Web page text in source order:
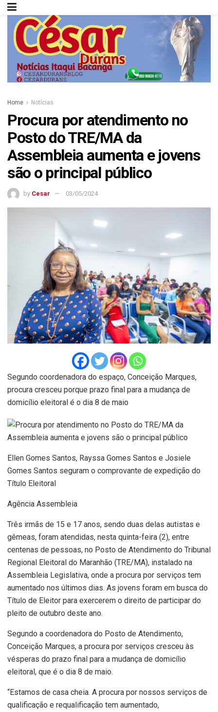
Home Notícias
Procura por atendimento no
Posto do TRE/MA da
Assembleia aumenta e jovens
são o principal público
by Cesar 03/05/2024
Segundo coordenadora do espaço, Conceição Marques,
procura cresceu porque prazo final para a mudança de
domicílio eleitoral é o dia 8 de maio
Ellen Gomes Santos, Rayssa Gomes Santos e Josiele
Gomes Santos seguram o comprovante de expedição do
Título Eleitoral
Agência Assembleia
Três irmãs de 15 e 17 anos, sendo duas delas autistas e
gêmeas, foram atendidas, nesta quinta-feira (2), entre
centenas de pessoas, no Posto de Atendimento do Tribunal
Regional Eleitoral do Maranhão (TRE/MA), instalado na
Assembleia Legislativa, onde a procura por serviços tem
aumentado nos últimos dias. As jovens foram em busca do
Título de Eleitor para exercerem o direito de participar do
pleito de outubro deste ano.
Segundo a coordenadora do Posto de Atendimento,
Conceição Marques, a procura por serviços cresceu às
vésperas do prazo final para a mudança de domicílio
eleitoral, que é o dia 8 de maio.
“Estamos de casa cheia. A procura por nossos serviços de
qualificação e requalificação tem aumentado,